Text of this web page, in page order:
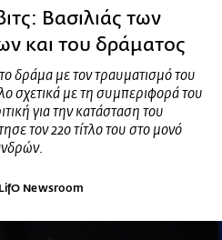
Βασιλιάς των
και του δράματος
δράμα με τον τραυματισμό του
σχετικά με τη συμπεριφορά του
για την κατάσταση του
τον 22ο τίτλο του στο μονό
LifO Newsroom